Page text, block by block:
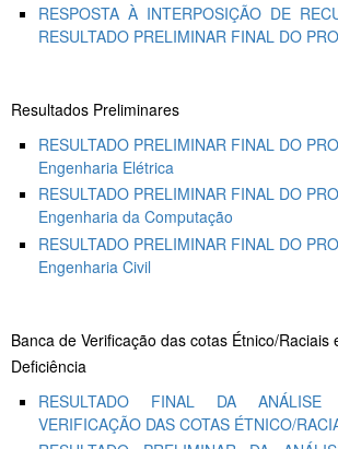
RESPOSTA À INTERPOSIÇÃO DE
RESULTADO PRELIMINAR FINAL DO
Resultados Preliminares
RESULTADO PRELIMINAR FINAL DO
Engenharia Elétrica
RESULTADO PRELIMINAR FINAL DO
Engenharia da Computação
RESULTADO PRELIMINAR FINAL DO
Engenharia Civil
Banca de Verificação das cotas Étnico/Raciais
Deficiência
RESULTADO FINAL DA
VERIFICAÇÃO DAS COTAS ÉTNICO/